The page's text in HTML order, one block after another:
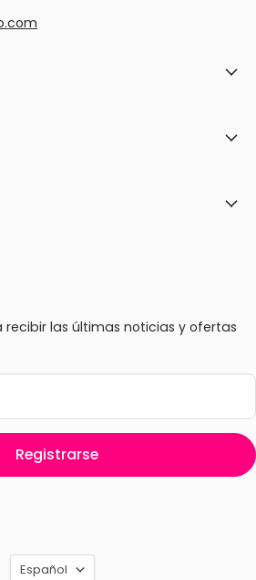
las últimas noticias y ofertas
Registrarse
Idioma
Español